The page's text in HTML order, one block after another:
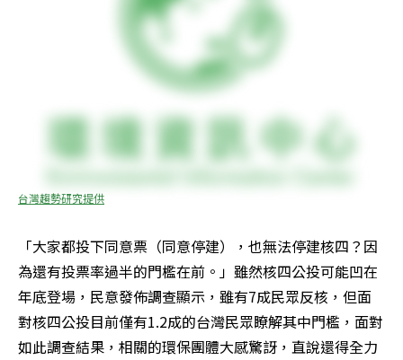
台灣趨勢研究提供
「大家都投下同意票（同意停建），也無法停建核四？因
為還有投票率過半的門檻在前。」雖然核四公投可能凹在
年底登場，民意發佈調查顯示，雖有7成民眾反核，但面
對核四公投目前僅有1.2成的台灣民眾瞭解其中門檻，面對
如此調查結果，相關的環保團體大感驚訝，直說還得全力